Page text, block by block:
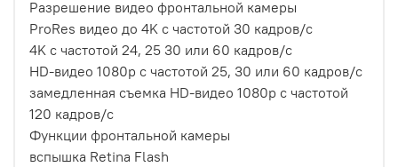
Разрешение видео фронтальной камеры
ProRes видео до 4K с частотой 30 кадров/с
4K с частотой 24, 25 30 или 60 кадров/с
HD-видео 1080p с частотой 25, 30 или 60 кадров/с
замедленная съемка HD-видео 1080p с частотой
120 кадров/с
Функции фронтальной камеры
вспышка Retina Flash